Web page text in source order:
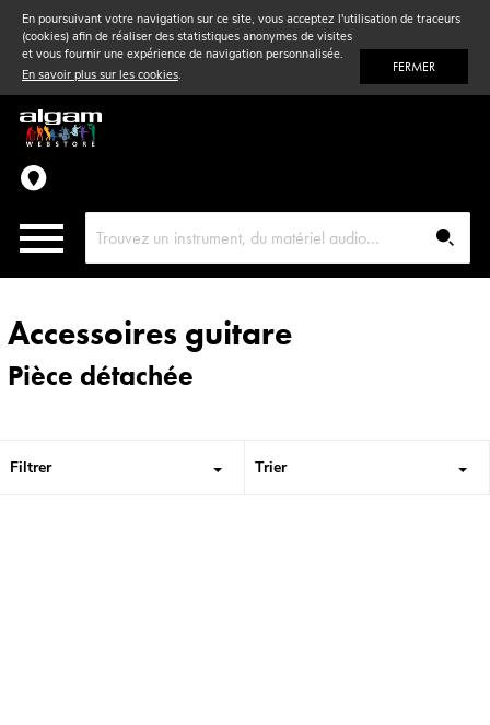
En poursuivant votre navigation sur ce site, vous acceptez l'utilisation de traceurs
(cookies) afin de réaliser des statistiques anonymes de visites
et vous fournir une expérience de navigation personnalisée.
En savoir plus sur les cookies. FERMER
Vent& Violon
Accessoires
Pièces détachées
Accessoires guitare
Pièce détachée
Trier
Filtrer